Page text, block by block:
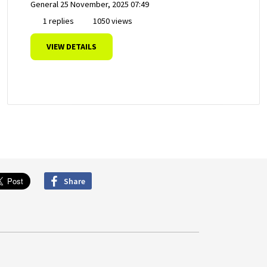
General 25 November, 2025 07:49
1 replies
1050 views
VIEW DETAILS
Share